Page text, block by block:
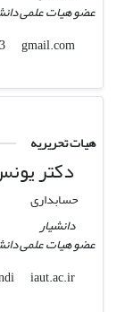
عضو هیات علمی
drh313
gmail.com
هیات تحریریه
دکتر
حسابداری
دانشیار
عضو هیات علمی
badavarnahandi
iaut.ac.ir